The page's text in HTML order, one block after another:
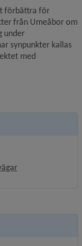
förbättra för
från Umeåbor om
under
synpunkter kallas
med